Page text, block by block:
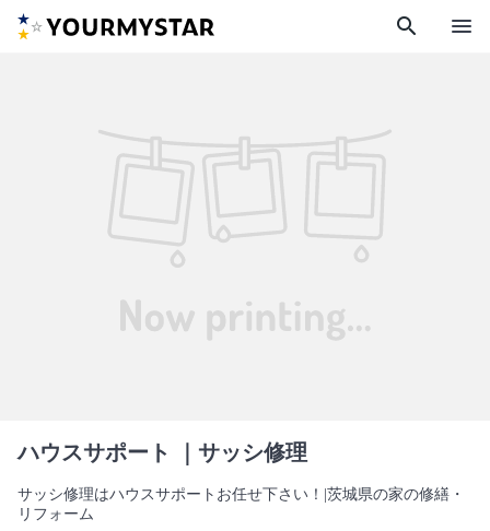
search menu
ハウスサポート ｜サッシ修理
サッシ修理はハウスサポートお任せ下さい！|茨城県の家の修繕・
リフォーム